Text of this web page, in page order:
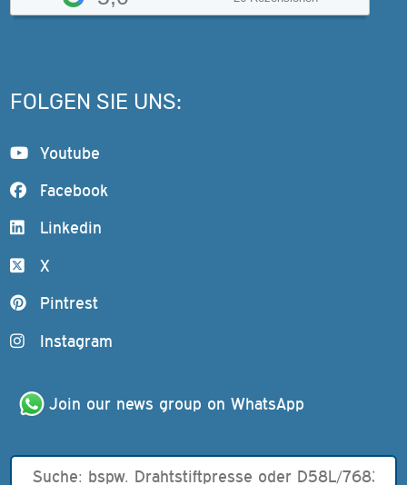
FOLGEN SIE UNS:
Youtube
Facebook
Linkedin
X
Pintrest
Instagram
Join our news group on WhatsApp